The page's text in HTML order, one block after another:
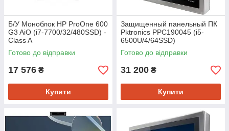
Б/У Моноблок HP ProOne 600
G3 AiO (i7-7700/32/480SSD) -
Class A
Готово до відправки
17 576 ₴
Купити
Защищенный панельный ПК
Pktronics PPC190045 (i5-
6500U/4/64SSD)
Готово до відправки
31 200 ₴
Купити